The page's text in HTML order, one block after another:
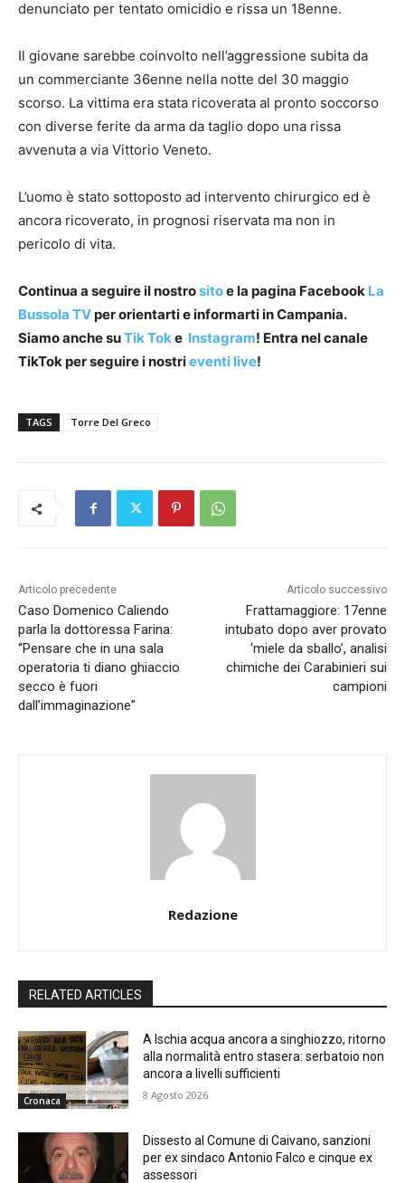
denunciato per tentato omicidio e rissa un 18enne.
Il giovane sarebbe coinvolto nell’aggressione subita da
un commerciante 36enne nella notte del 30 maggio
scorso. La vittima era stata ricoverata al pronto soccorso
con diverse ferite da arma da taglio dopo una rissa
avvenuta a via Vittorio Veneto.
L’uomo è stato sottoposto ad intervento chirurgico ed è
ancora ricoverato, in prognosi riservata ma non in
pericolo di vita.
Continua a seguire il nostrositoe la pagina Facebook La
Bussola TVper orientarti e informarti in Campania.
Siamo anche suTik Toke Instagram! Entra nel canale
TikTok per seguire i nostrieventi live!
TAGS Torre Del Greco
Articolo precedente
Caso Domenico Caliendo
parla la dottoressa Farina:
“Pensare che in una sala
operatoria ti diano ghiaccio
secco è fuori
dall’immaginazione”
Articolo successivo
Frattamaggiore: 17enne
intubato dopo aver provato
‘miele da sballo’, analisi
chimiche dei Carabinieri sui
campioni
Redazione
RELATED ARTICLES
Cronaca
A Ischia acqua ancora a singhiozzo, ritorno
alla normalità entro stasera: serbatoio non
ancora a livelli sufficienti
8 Agosto 2026
Dissesto al Comune di Caivano, sanzioni
per ex sindaco Antonio Falco e cinque ex
assessori